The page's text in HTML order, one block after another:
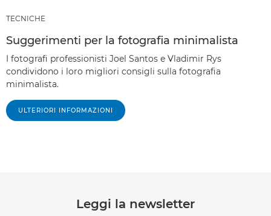
TECNICHE
Suggerimenti per la fotografia minimalista
I fotografi professionisti Joel Santos e Vladimir Rys
condividono i loro migliori consigli sulla fotografia
minimalista.
ULTERIORI INFORMAZIONI
Leggi la newsletter